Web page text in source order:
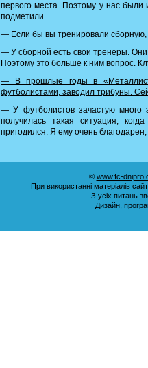
первого места. Поэтому у нас
подметили.
— Если бы вы тренировали сборную,
— У сборной есть свои тренеры.
Поэтому это больше к ним вопрос.
— В прошлые годы в
футболистами, заводил трибуны.
— У футболистов зачастую много
получилась такая ситуация,
пригодился. Я ему очень
© www.fc-
При використанні матеріалів
З усіх питань
Дизайн,